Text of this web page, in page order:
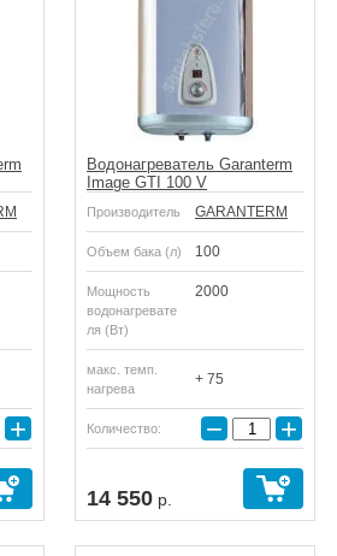
+
Водонагреватель Garanterm
Image GTI 100 V
Производитель GARANTERM
Объем бака (л) 100
Мощность
водонагревате
ля (Вт)
2000
макс. темп.
нагрева
+ 75
Количество: − +
14 550 р.